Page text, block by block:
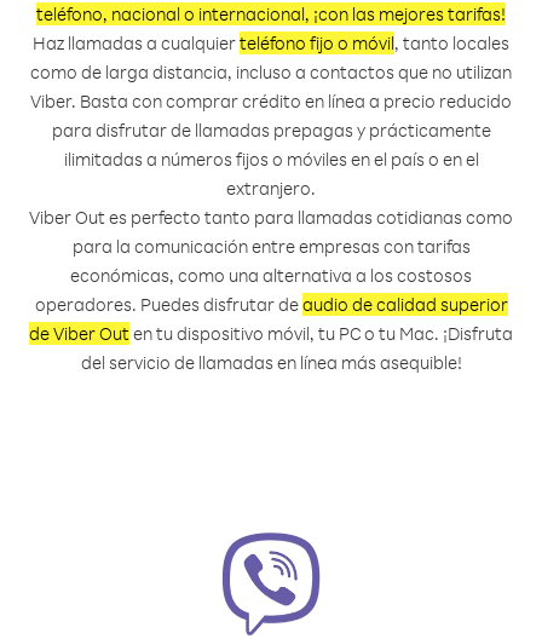
teléfono, nacional o internacional, ¡con las mejores tarifas!
Haz llamadas a cualquierteléfono fijo o móvil, tanto locales
como de larga distancia, incluso a contactos que no utilizan
Viber. Basta con comprar crédito en línea a precio reducido
para disfrutar de llamadas prepagas y prácticamente
ilimitadas a números fijos o móviles en el país o en el
extranjero.
Viber Out es perfecto tanto para llamadas cotidianas como
para la comunicación entre empresas con tarifas
económicas, como una alternativa a los costosos
operadores. Puedes disfrutar deaudio de calidad superior
de Viber Outen tu dispositivo móvil, tu PC o tu Mac. ¡Disfruta
del servicio de llamadas en línea más asequible!